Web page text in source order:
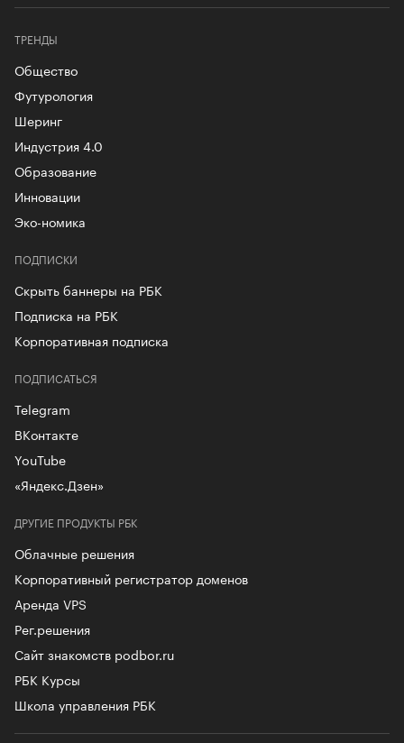
ТРЕНДЫ
Общество
Футурология
Шеринг
Индустрия 4.0
Образование
Инновации
Эко-номика
ПОДПИСКИ
Скрыть баннеры на РБК
Подписка на РБК
Корпоративная подписка
ДРУГИЕ ПРОДУКТЫ РБК
Облачные решения
Корпоративный регистратор доменов
Аренда VPS
Рег.решения
Сайт знакомств podbor.ru
РБК Курсы
Школа управления РБК
ПОДПИСАТЬСЯ
Telegram
ВКонтакте
YouTube
«Яндекс.Дзен»